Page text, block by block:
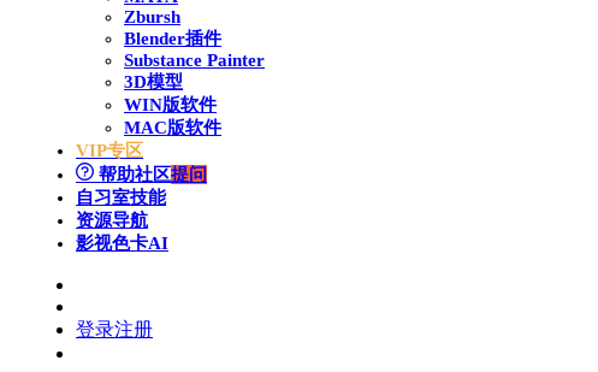
Zbursh
Blender插件
Substance Painter
3D模型
WIN版软件
MAC版软件
VIP专区
帮助社区提问
自习室技能
资源导航
影视色卡AI
登录注册